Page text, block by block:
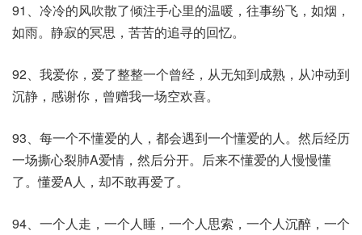
91、冷冷的风吹散了倾注手心里的温暖，往事纷飞，如烟，
如雨。静寂的冥思，苦苦的追寻的回忆。
92、我爱你，爱了整整一个曾经，从无知到成熟，从冲动到
沉静，感谢你，曾赠我一场空欢喜。
93、每一个不懂爱的人，都会遇到一个懂爱的人。然后经历
一场撕心裂肺A爱情，然后分开。后来不懂爱的人慢慢懂
了。懂爱A人，却不敢再爱了。
94、一个人走，一个人睡，一个人思索，一个人沉醉，一个